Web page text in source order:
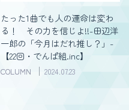
たった1曲でも人の運命は変わ
る！ その力を信じよ!!-田辺洋
一郎の「今月はだれ推し？」-
【22回・でんぱ組.inc】
COLUMN 2024.07.23